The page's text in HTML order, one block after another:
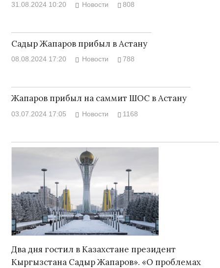
31.08.2024 10:20 Новости 808
Садыр Жапаров прибыл в Астану
08.08.2024 17:20 Новости 788
Жапаров прибыл на саммит ШОС в Астану
03.07.2024 17:05 Новости 1168
Два дня гостил в Казахстане президент
Кыргызстана Садыр Жапаров». «О проблемах